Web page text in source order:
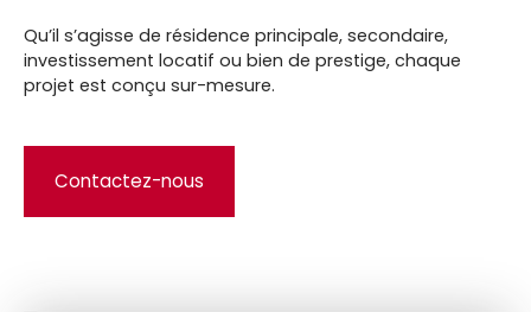
Qu’il s’agisse de résidence principale, secondaire,
investissement locatif ou bien de prestige, chaque
projet est conçu sur-mesure.
Contactez-nous